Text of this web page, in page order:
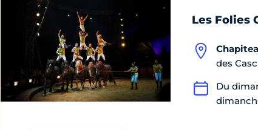
Les Folies
des
Du